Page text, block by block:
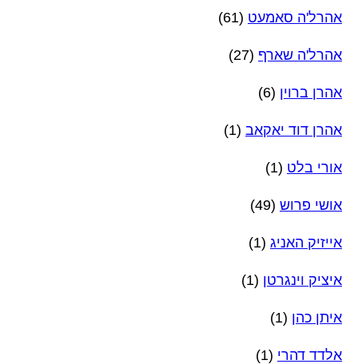
אהרל'ה סאמעט (61)
אהרל'ה שארף (27)
אהרן ברוין (6)
אהרן דוד יאקאב (1)
אורי בלט (1)
אושי פרוש (49)
אייזיק האניג (1)
איציק וינגרטן (1)
איתן כהן (1)
אלדד דהרי (1)